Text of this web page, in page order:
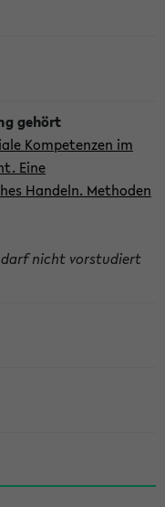
Kompetenzen im
Eine
Handeln. Methoden
darf nicht vorstudiert